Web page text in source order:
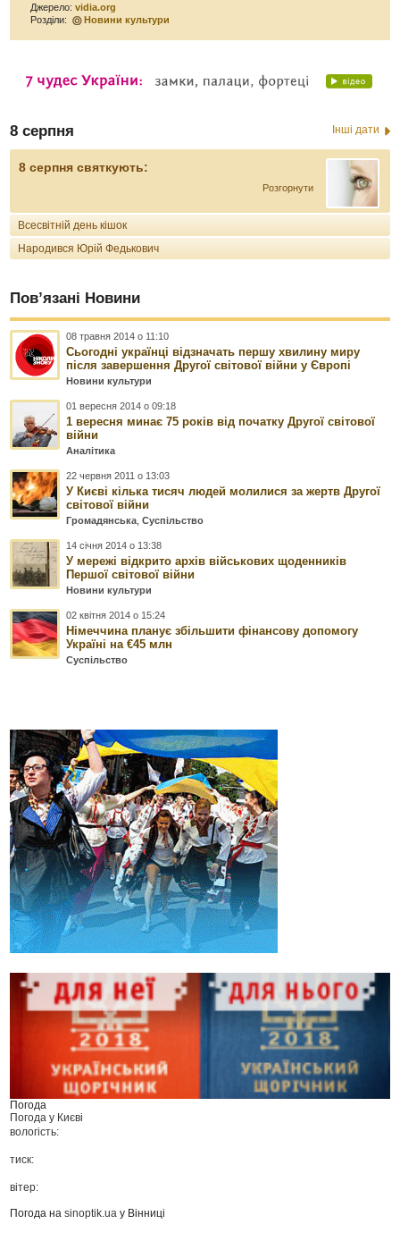
Джерело:vidia.org
Розділи:
Новини культури
8 серпня Інші дати
8 серпня святкують:
Розгорнути
Всесвітній день кішок
Народився Юрій Федькович
Пов’язані Новини
08 травня 2014 о 11:10
Сьогодні українці відзначать першу хвилину миру
після завершення Другої світової війни у Європі
Новини культури
01 вересня 2014 о 09:18
1 вересня минає 75 років від початку Другої світової
війни
Аналітика
22 червня 2011 о 13:03
У Києві кілька тисяч людей молилися за жертв Другої
світової війни
Громадянська ,Суспільство
14 січня 2014 о 13:38
У мережі відкрито архів військових щоденників
Першої світової війни
Новини культури
02 квітня 2014 о 15:24
Німеччина планує збільшити фінансову допомогу
Україні на €45 млн
Суспільство
Погода
Погода у Києві
вологість:
тиск:
вітер:
Погода наsinoptik.ua у Вінниці